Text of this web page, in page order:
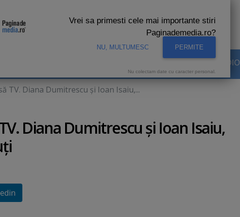
AUDIENTE RADIO
TV. Diana Dumitrescu şi Ioan Isaiu,...
Diana Dumitrescu şi Ioan Isaiu,
Vrei sa primesti cele mai importante stiri
Paginademedia.ro?
NU, MULTUMESC PERMITE
Nu colectam date cu caracter personal.